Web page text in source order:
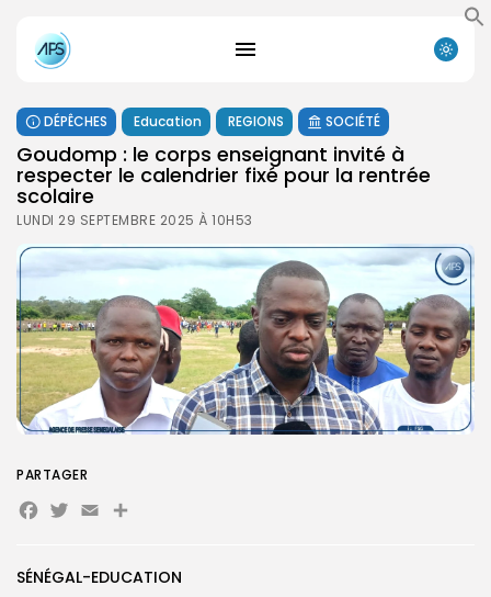
DÉPÊCHES Education REGIONS SOCIÉTÉ
Goudomp : le corps enseignant invité à
respecter le calendrier fixé pour la rentrée
scolaire
LUNDI 29 SEPTEMBRE 2025 À 10H53
SÉNÉGAL-EDUCATION
PARTAGER
Facebook
Twitter
EmailPartager